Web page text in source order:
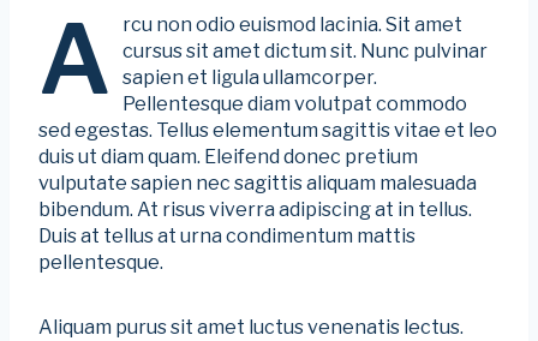
A
rcu non odio euismod lacinia. Sit amet
cursus sit amet dictum sit. Nunc pulvinar
sapien et ligula ullamcorper.
Pellentesque diam volutpat commodo
sed egestas. Tellus elementum sagittis vitae et leo
duis ut diam quam. Eleifend donec pretium
vulputate sapien nec sagittis aliquam malesuada
bibendum. At risus viverra adipiscing at in tellus.
Duis at tellus at urna condimentum mattis
pellentesque.
Aliquam purus sit amet luctus venenatis lectus.